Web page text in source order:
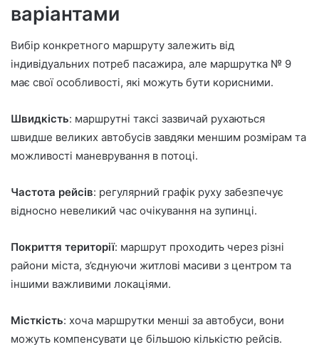
варіантами
Вибір конкретного маршруту залежить від
індивідуальних потреб пасажира, але маршрутка № 9
має свої особливості, які можуть бути корисними.
Швидкість: маршрутні таксі зазвичай рухаються
швидше великих автобусів завдяки меншим розмірам та
можливості маневрування в потоці.
Частота рейсів: регулярний графік руху забезпечує
відносно невеликий час очікування на зупинці.
Покриття території: маршрут проходить через різні
райони міста, з’єднуючи житлові масиви з центром та
іншими важливими локаціями.
Місткість: хоча маршрутки менші за автобуси, вони
можуть компенсувати це більшою кількістю рейсів.